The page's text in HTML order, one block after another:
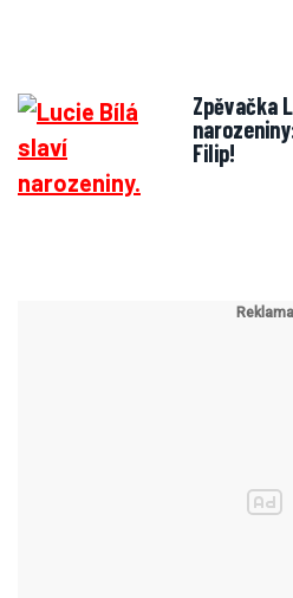
Zpěvačka
Filip!